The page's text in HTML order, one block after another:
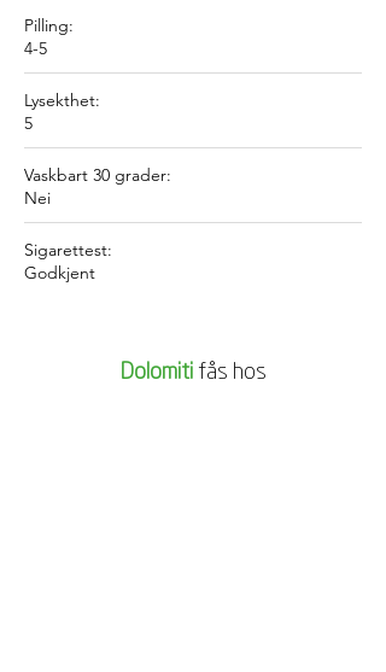
Pilling:
4-5
Lysekthet:
5
Vaskbart 30 grader:
Nei
Sigarettest:
Godkjent
Dolomiti fås hos